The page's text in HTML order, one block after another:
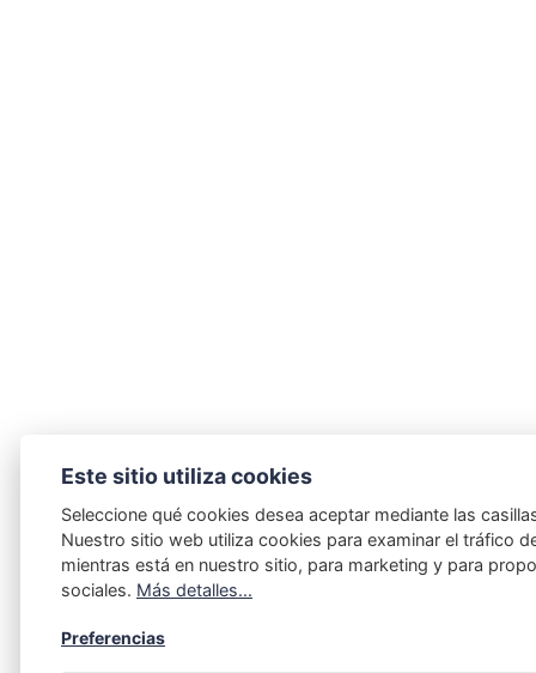
Este sitio utiliza cookies
Seleccione qué cookies desea aceptar mediante las
Nuestro sitio web utiliza cookies para examinar el tráfico
mientras está en nuestro sitio, para marketing y para
sociales. Más detalles...
Preferencias